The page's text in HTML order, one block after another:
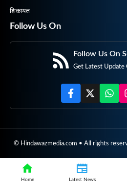
शिकायत
Follow Us On
Follow Us On
Get Latest Update
© Hindawazmedia.com • All rights
Home Latest News